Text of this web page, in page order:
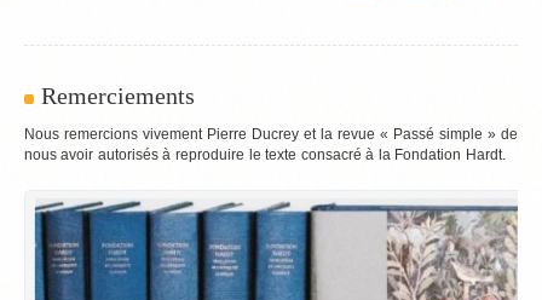
Remerciements
Nous remercions vivement Pierre Ducrey et la revue « Passé simple » de
nous avoir autorisés à reproduire le texte consacré à la Fondation Hardt.